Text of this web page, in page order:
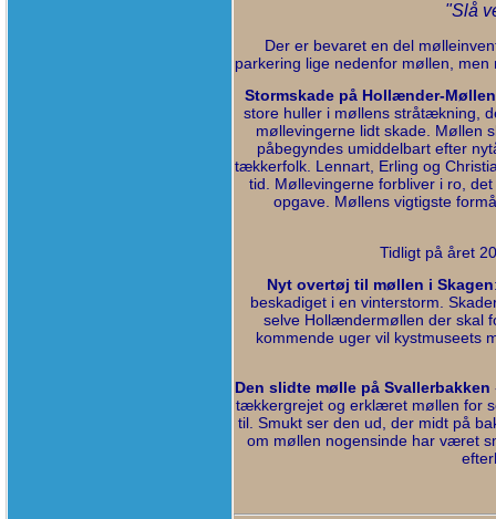
"Slå
Der er bevaret en del
parkering lige nedenfor møllen,
Stormskade på Hollænder-Møllen
store huller i møllens stråtækning,
møllevingerne lidt skade. Møllen
påbegyndes umiddelbart efter
tækkerfolk. Lennart, Erling og
tid. Møllevingerne forbliver i ro,
opgave. Møllens vigtigste
Tidligt på året
Nyt overtøj til møllen i Skagen
beskadiget i en vinterstorm.
selve Hollændermøllen der skal
kommende uger vil kystmuseets
Den slidte mølle på Svallerbakken
tækkergrejet og erklæret møllen for
til. Smukt ser den ud, der midt på
om møllen nogensinde har været